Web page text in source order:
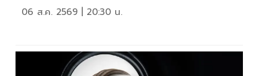
06 ส.ค. 2569 | 20:30 น.